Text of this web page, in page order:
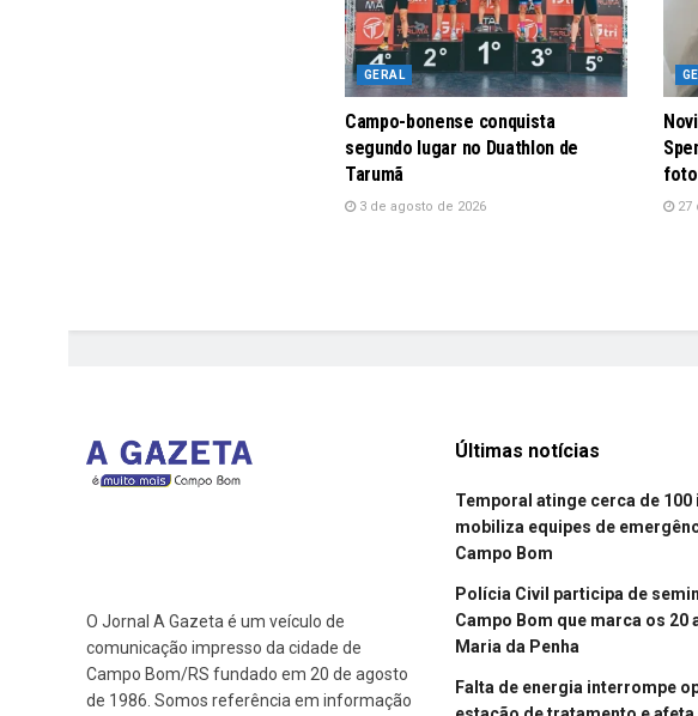
GERAL
Campo-bonense conquista
segundo lugar no Duathlon de
Tarumã
3 de agosto de 2026 27
O Jornal A Gazeta é um veículo de
comunicação impresso da cidade de
Campo Bom/RS fundado em 20 de agosto
de 1986. Somos referência em informação
Últimas notícias
Temporal atinge cerca de 100
mobiliza equipes de
Campo Bom
Polícia Civil participa de
Campo Bom que marca os 20
Maria da Penha
Falta de energia interrompe